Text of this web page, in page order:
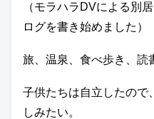
（モラハラDVによる別
ログを書き始めました）
旅、温泉、食べ歩き、読
子供たちは自立したので
しみたい。